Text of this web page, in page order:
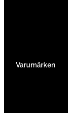
Varumärken